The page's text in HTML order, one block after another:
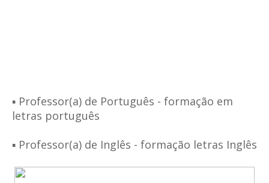
▪️ Professor(a) de Português - formação em
letras português
▪️ Professor(a) de Inglês - formação letras Inglês